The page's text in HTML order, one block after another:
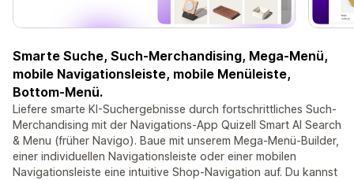
Smarte Suche, Such-Merchandising, Mega-Menü,
mobile Navigationsleiste, mobile Menüleiste,
Bottom-Menü.
Liefere smarte KI-Suchergebnisse durch fortschrittliches Such-
Merchandising mit der Navigations-App Quizell Smart AI Search
& Menu (früher Navigo). Baue mit unserem Mega-Menü-Builder,
einer individuellen Navigationsleiste oder einer mobilen
Navigationsleiste eine intuitive Shop-Navigation auf. Du kannst